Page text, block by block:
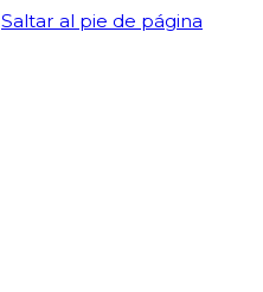
Saltar al pie de página